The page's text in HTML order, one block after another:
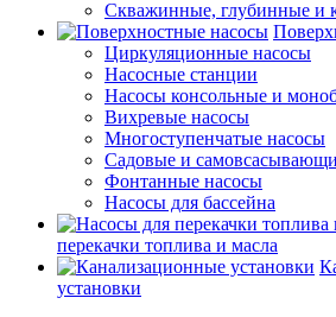
Скважинные, глубинные и
Циркуляционные насосы
Насосные станции
Насосы консольные и
Вихревые насосы
Многоступенчатые насосы
Садовые и
Фонтанные насосы
Насосы для бассейна
перекачки топлива и масла
установки